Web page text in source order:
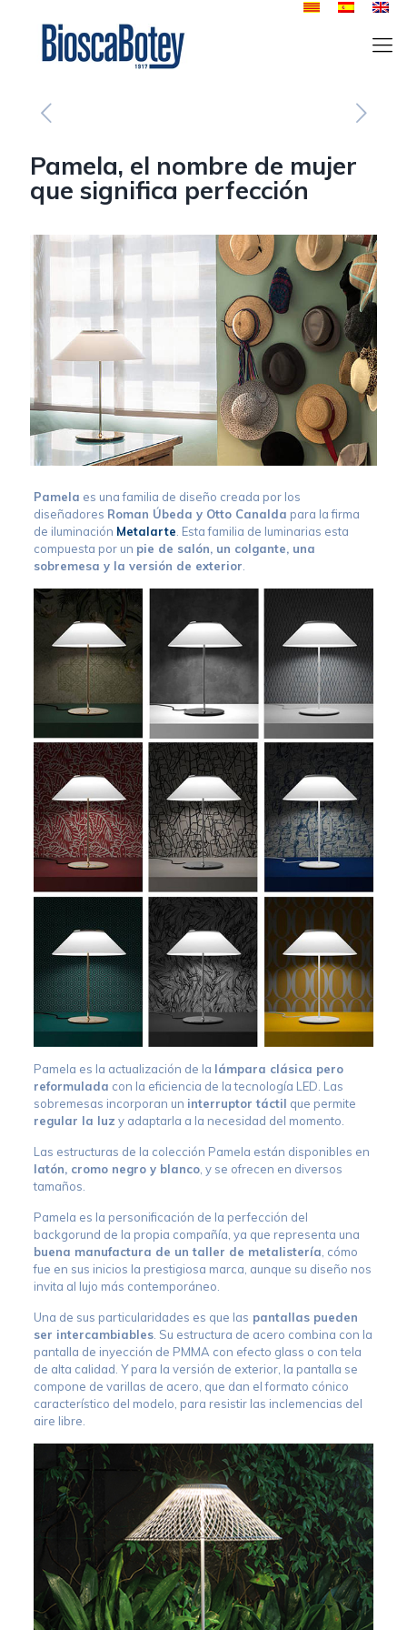
Pamela, el nombre de mujer
que significa perfección
Pamela es una familia de diseño creada por los
diseñadores Roman Úbeda y Otto Canalda para la firma
de iluminación Metalarte. Esta familia de luminarias esta
compuesta por un pie de salón, un colgante, una
sobremesa y la versión de exterior.
Pamela es la actualización de la lámpara clásica pero
reformulada con la eficiencia de la tecnología LED. Las
sobremesas incorporan un interruptor táctil que permite
regular la luz y adaptarla a la necesidad del momento.
Las estructuras de la colección Pamela están disponibles en
latón, cromo negro y blanco, y se ofrecen en diversos
tamaños.
Pamela es la personificación de la perfección del
backgorund de la propia compañía, ya que representa una
buena manufactura de un taller de metalistería , cómo
fue en sus inicios la prestigiosa marca, aunque su diseño nos
invita al lujo más contemporáneo.
Una de sus particularidades es que las pantallas pueden
ser intercambiables. Su estructura de acero combina con la
pantalla de inyección de PMMA con efecto glass o con tela
de alta calidad. Y para la versión de exterior, la pantalla se
compone de varillas de acero, que dan el formato cónico
característico del modelo, para resistir las inclemencias del
aire libre.